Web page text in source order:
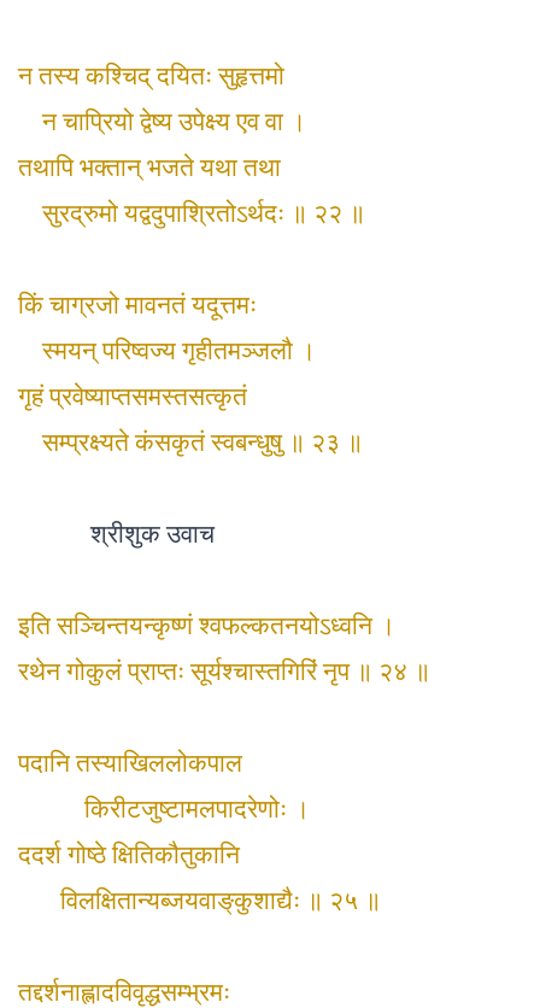
न तस्य कश्चिद् दयितः सुहृत्तमो
न चाप्रियो द्वेष्य उपेक्ष्य एव वा ।
तथापि भक्तान् भजते यथा तथा
सुरद्रुमो यद्वदुपाश्रितोऽर्थदः ॥ २२ ॥
किं चाग्रजो मावनतं यदूत्तमः
स्मयन् परिष्वज्य गृहीतमञ्जलौ ।
गृहं प्रवेष्याप्तसमस्तसत्कृतं
सम्प्रक्ष्यते कंसकृतं स्वबन्धुषु ॥ २३ ॥
श्रीशुक उवाच
इति सञ्चिन्तयन्कृष्णं श्वफल्कतनयोऽध्वनि ।
रथेन गोकुलं प्राप्तः सूर्यश्चास्तगिरिं नृप ॥ २४ ॥
पदानि तस्याखिललोकपाल
किरीटजुष्टामलपादरेणोः ।
ददर्श गोष्ठे क्षितिकौतुकानि
विलक्षितान्यब्जयवाङ्‌कुशाद्यैः ॥ २५ ॥
तद्दर्शनाह्लादविवृद्धसम्भ्रमः